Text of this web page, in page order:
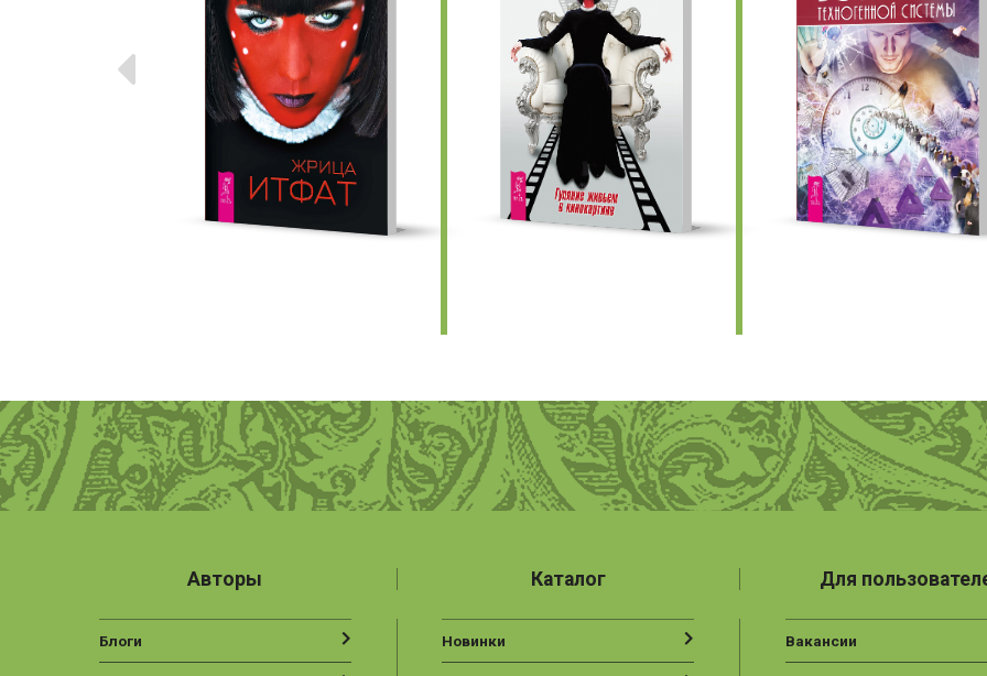
Предыдущие
Авторы
Блоги
Каталог
Новинки
Для
Вакансии